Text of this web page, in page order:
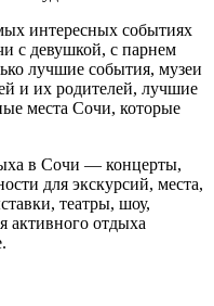
интересных событиях
с девушкой, с парнем
лучшие события, музеи
и их родителей, лучшие
места Сочи, которые
в Сочи — концерты,
для экскурсий, места,
театры, шоу,
активного отдыха